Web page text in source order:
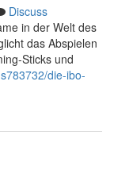
Discuss
in der Welt des
das Abspielen
und
die-ibo-